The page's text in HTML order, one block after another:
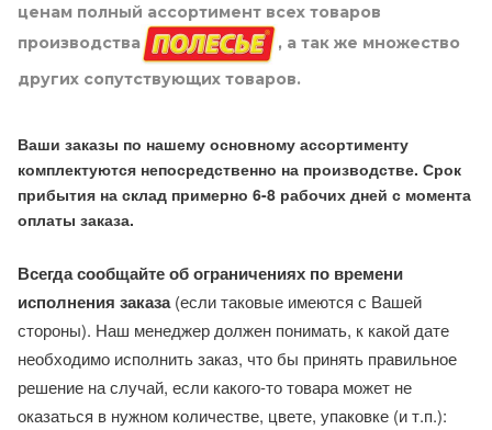
ценам полный ассортимент всех товаров
производства
, а так же множество
других сопутствующих товаров.
Ваши заказы по нашему основному ассортименту
комплектуются непосредственно на производстве. Срок
прибытия на склад примерно 6-8 рабочих дней с момента
оплаты заказа.
Всегда сообщайте об ограничениях по времени
исполнения заказа(если таковые имеются с Вашей
стороны). Наш менеджер должен понимать, к какой дате
необходимо исполнить заказ, что бы принять правильное
решение на случай, если какого-то товара может не
оказаться в нужном количестве, цвете, упаковке (и т.п.):